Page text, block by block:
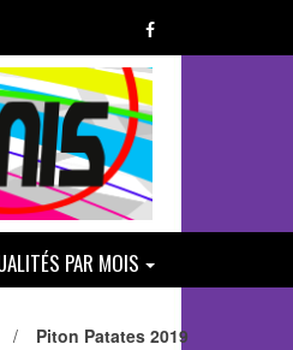
PAR MOIS
/ Piton Patates 2019